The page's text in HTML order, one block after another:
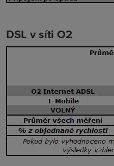
DSL v síti O2